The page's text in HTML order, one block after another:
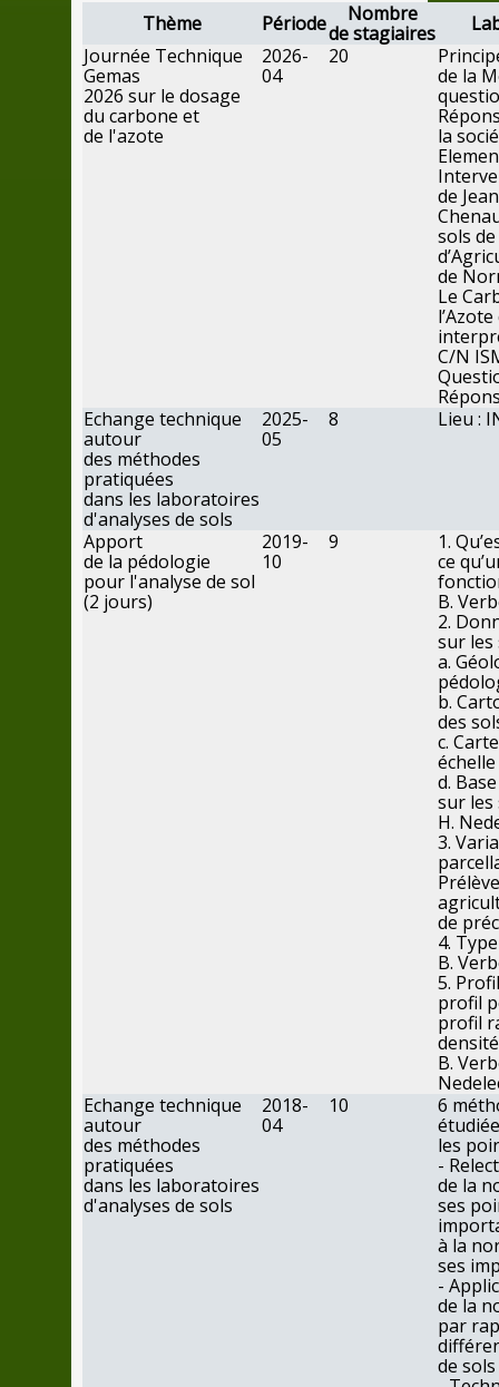
Thème Période
Nombre
destagiaires
Journée Technique
Gemas
2026 sur le dosage
du carbone et
de l'azote
2026-
04
20
de la
la
de
sols de
de
Le
l’Azote
C/N
Echange technique
autour
des méthodes
pratiquées
dans les laboratoires
d'analyses de sols
2025-
05
8 Lieu :
Apport
de la pédologie
pour l'analyse de sol
(2 jours)
2019-
10
9
1.
ce qu’
B.
2.
sur les
a.
b.
des
c.
échelle
d.
sur les
H.
3.
de
4.
B.
5.
profil
profil
B.
Echange technique
autour
des méthodes
pratiquées
dans les laboratoires
d'analyses de sols
2018-
04
10 6
les
-
de la
ses
à la no
ses
-
de la
par
de